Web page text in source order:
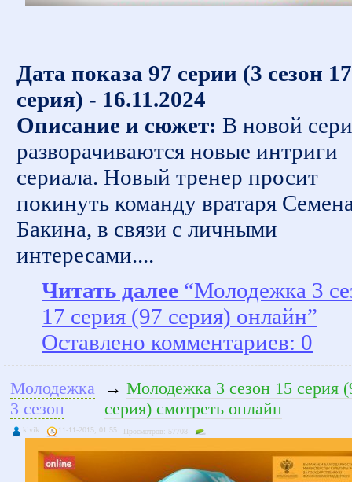
Дата показа 97 серии (3 сезон 17
серия) - 16.11.2024
Описание и сюжет: В новой
разворачиваются новые интриги
сериала. Новый тренер просит
покинуть команду вратаря
Бакина, в связи с личными
интересами....
Читать далее “Молодежка 3
17 серия (97 серия) онлайн”
Оставлено комментариев: 0
Молодежка
3 сезон
→ Молодежка 3 сезон 15 серия
серия) смотреть онлайн
kivik 11-11-2015, 01:55 Просмотров: 57708